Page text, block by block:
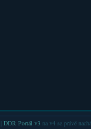
DDR Portál v3na v4 se právě